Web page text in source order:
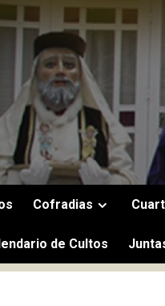
Cofradias
de Cultos